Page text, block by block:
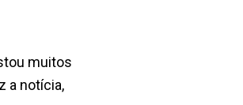
muitos
a notícia,